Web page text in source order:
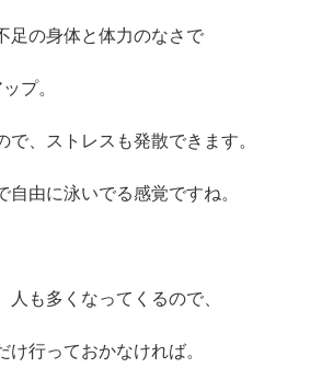
足の身体と体力のなさで
プ。
、ストレスも発散できます。
自由に泳いでる感覚ですね。
人も多くなってくるので、
行っておかなければ。